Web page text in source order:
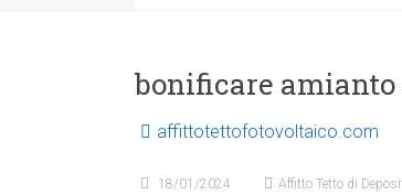
bonificare amianto
affittotettofotovoltaico.com
18/01/2024 Affitto Tetto di